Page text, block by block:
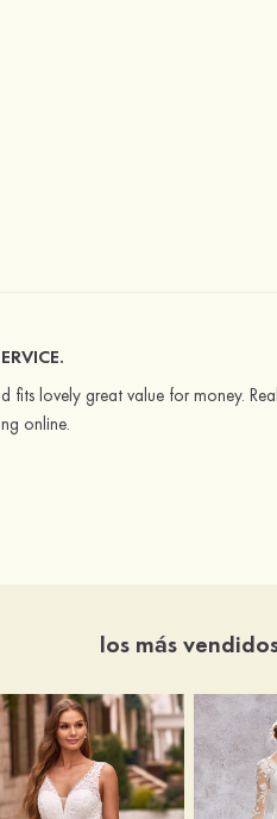
fits lovely great value for money.
online.
los más